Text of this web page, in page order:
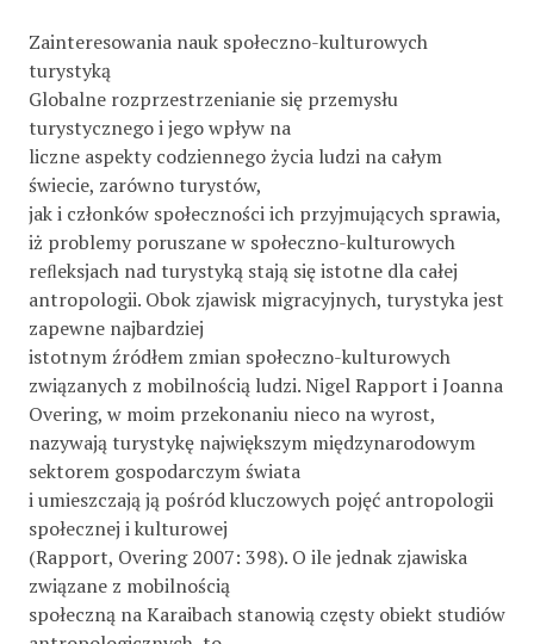
Zainteresowania nauk społeczno-kulturowych
turystyką
Globalne rozprzestrzenianie się przemysłu
turystycznego i jego wpływ na
liczne aspekty codziennego życia ludzi na całym
świecie, zarówno turystów,
jak i członków społeczności ich przyjmujących sprawia,
iż problemy poruszane w społeczno-kulturowych
reﬂeksjach nad turystyką stają się istotne dla całej
antropologii. Obok zjawisk migracyjnych, turystyka jest
zapewne najbardziej
istotnym źródłem zmian społeczno-kulturowych
związanych z mobilnością ludzi. Nigel Rapport i Joanna
Overing, w moim przekonaniu nieco na wyrost,
nazywają turystykę największym międzynarodowym
sektorem gospodarczym świata
i umieszczają ją pośród kluczowych pojęć antropologii
społecznej i kulturowej
(Rapport, Overing 2007: 398). O ile jednak zjawiska
związane z mobilnością
społeczną na Karaibach stanowią częsty obiekt studiów